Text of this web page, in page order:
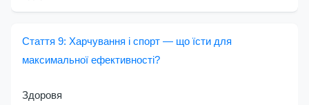
Стаття 9: Харчування і спорт — що їсти для
максимальної ефективності?
Здоровя